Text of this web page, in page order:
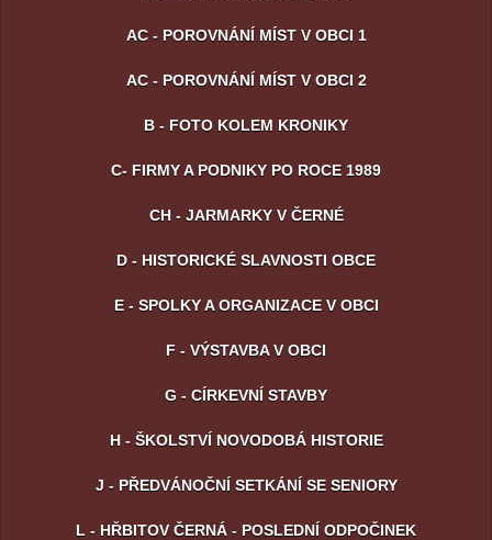
AC - POROVNÁNÍ MÍST V OBCI 1
AC - POROVNÁNÍ MÍST V OBCI 2
B - FOTO KOLEM KRONIKY
C- FIRMY A PODNIKY PO ROCE 1989
CH - JARMARKY V ČERNÉ
D - HISTORICKÉ SLAVNOSTI OBCE
E - SPOLKY A ORGANIZACE V OBCI
F - VÝSTAVBA V OBCI
G - CÍRKEVNÍ STAVBY
H - ŠKOLSTVÍ NOVODOBÁ HISTORIE
J - PŘEDVÁNOČNÍ SETKÁNÍ SE SENIORY
L - HŘBITOV ČERNÁ - POSLEDNÍ ODPOČINEK